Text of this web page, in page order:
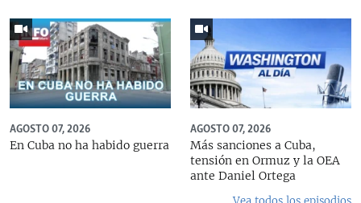
AGOSTO 07, 2026
En Cuba no ha habido guerra
AGOSTO 07, 2026
Más sanciones a Cuba,
tensión en Ormuz y la OEA
ante Daniel Ortega